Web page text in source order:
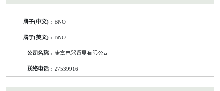
电
BNO
BNO
康富电器贸易有限公司
27539916